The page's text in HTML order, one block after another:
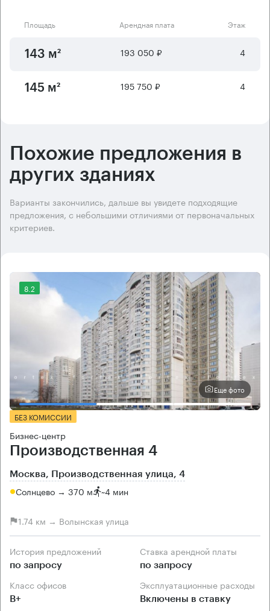
Площадь Арендная плата Этаж
143 м² 193 050 ₽ 4
145 м² 195 750 ₽ 4
Похожие предложения в
других зданиях
Варианты закончились, дальше вы увидете подходящие
предложения, с небольшими отличиями от первоначальных
критериев.
8.2
Еще фото
БЕЗ КОМИССИИ
Бизнес-центр
Производственная 4
Москва, Производственная улица, 4
Солнцево → 370 м ~4 мин
1.74 км → Волынская улица
История предложений
по запросу
Ставка арендной платы
по запросу
Класс офисов
B+
Эксплуатационные расходы
Включены в ставку